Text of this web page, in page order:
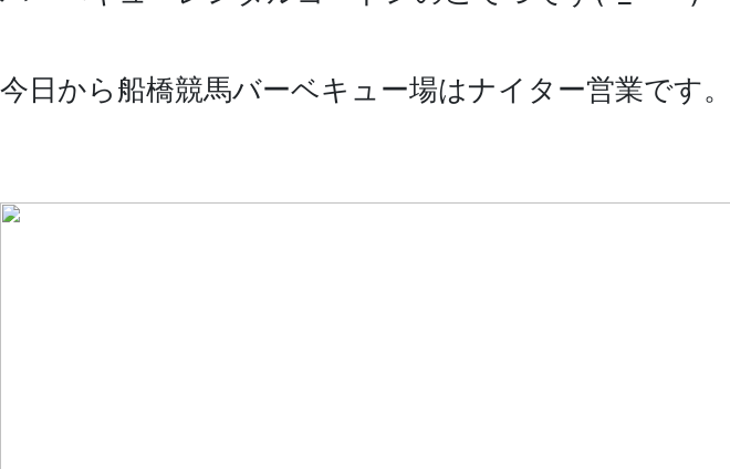
今日から船橋競馬バーベキュー場はナイター営業です。